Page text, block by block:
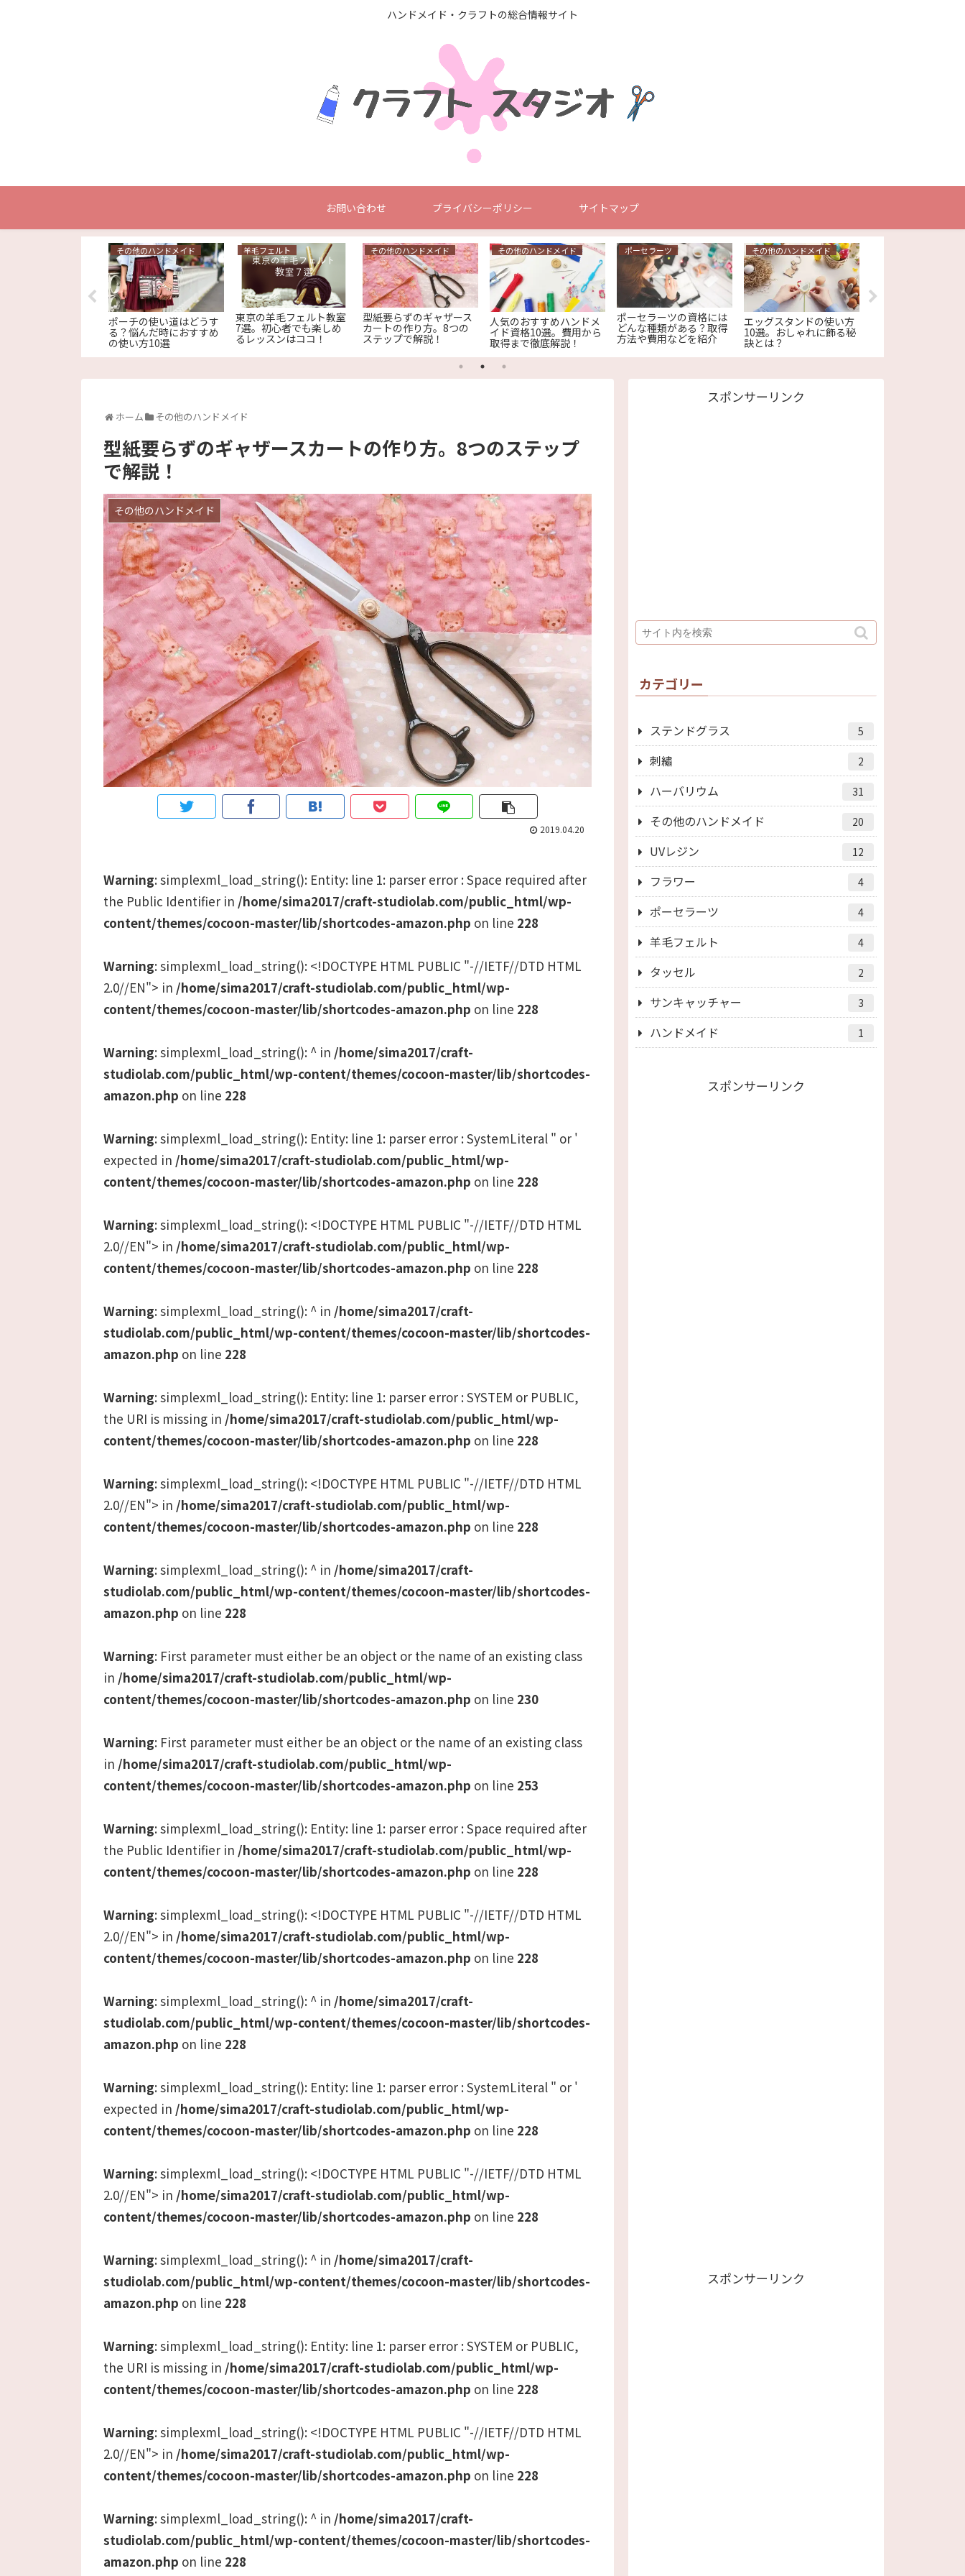
ハンドメイド・クラフトの総合情報サイト
お問い合わせ プライバシーポリシー サイトマップ
その他のハンドメイド
ポーチの使い道はどうす
る？悩んだ時におすすめ
の使い方10選
羊毛フェルト
東京の羊毛フェルト教室
7選。初心者でも楽しめ
るレッスンはココ！
その他のハンドメイド
型紙要らずのギャザース
カートの作り方。8つの
ステップで解説！
その他のハンドメイド
人気のおすすめハンドメ
イド資格10選。費用から
取得まで徹底解説！
ポーセラーツ
ポーセラーツの資格には
どんな種類がある？取得
方法や費用などを紹介
その他のハンドメイド
エッグスタンドの使い方
10選。おしゃれに飾る秘
訣とは？
ホーム その他のハンドメイド
型紙要らずのギャザースカートの作り方。8つのステップ
で解説！
その他のハンドメイド
2019.04.20
Warning: simplexml_load_string(): Entity: line 1: parser error : Space required after
the Public Identifier in /home/sima2017/craft-studiolab.com/public_html/wp-
content/themes/cocoon-master/lib/shortcodes-amazon.php on line 228
Warning: simplexml_load_string(): <!DOCTYPE HTML PUBLIC "-//IETF//DTD HTML
2.0//EN"> in /home/sima2017/craft-studiolab.com/public_html/wp-
content/themes/cocoon-master/lib/shortcodes-amazon.php on line 228
Warning: simplexml_load_string(): ^ in /home/sima2017/craft-
studiolab.com/public_html/wp-content/themes/cocoon-master/lib/shortcodes-
amazon.php on line 228
Warning: simplexml_load_string(): Entity: line 1: parser error : SystemLiteral " or '
expected in /home/sima2017/craft-studiolab.com/public_html/wp-
content/themes/cocoon-master/lib/shortcodes-amazon.php on line 228
Warning: simplexml_load_string(): <!DOCTYPE HTML PUBLIC "-//IETF//DTD HTML
2.0//EN"> in /home/sima2017/craft-studiolab.com/public_html/wp-
content/themes/cocoon-master/lib/shortcodes-amazon.php on line 228
Warning: simplexml_load_string(): ^ in /home/sima2017/craft-
studiolab.com/public_html/wp-content/themes/cocoon-master/lib/shortcodes-
amazon.php on line 228
Warning: simplexml_load_string(): Entity: line 1: parser error : SYSTEM or PUBLIC,
the URI is missing in /home/sima2017/craft-studiolab.com/public_html/wp-
content/themes/cocoon-master/lib/shortcodes-amazon.php on line 228
Warning: simplexml_load_string(): <!DOCTYPE HTML PUBLIC "-//IETF//DTD HTML
2.0//EN"> in /home/sima2017/craft-studiolab.com/public_html/wp-
content/themes/cocoon-master/lib/shortcodes-amazon.php on line 228
Warning: simplexml_load_string(): ^ in /home/sima2017/craft-
studiolab.com/public_html/wp-content/themes/cocoon-master/lib/shortcodes-
amazon.php on line 228
Warning: First parameter must either be an object or the name of an existing class
in /home/sima2017/craft-studiolab.com/public_html/wp-
content/themes/cocoon-master/lib/shortcodes-amazon.php on line 230
Warning: First parameter must either be an object or the name of an existing class
in /home/sima2017/craft-studiolab.com/public_html/wp-
content/themes/cocoon-master/lib/shortcodes-amazon.php on line 253
Warning: simplexml_load_string(): Entity: line 1: parser error : Space required after
the Public Identifier in /home/sima2017/craft-studiolab.com/public_html/wp-
content/themes/cocoon-master/lib/shortcodes-amazon.php on line 228
Warning: simplexml_load_string(): <!DOCTYPE HTML PUBLIC "-//IETF//DTD HTML
2.0//EN"> in /home/sima2017/craft-studiolab.com/public_html/wp-
content/themes/cocoon-master/lib/shortcodes-amazon.php on line 228
Warning: simplexml_load_string(): ^ in /home/sima2017/craft-
studiolab.com/public_html/wp-content/themes/cocoon-master/lib/shortcodes-
amazon.php on line 228
Warning: simplexml_load_string(): Entity: line 1: parser error : SystemLiteral " or '
expected in /home/sima2017/craft-studiolab.com/public_html/wp-
content/themes/cocoon-master/lib/shortcodes-amazon.php on line 228
Warning: simplexml_load_string(): <!DOCTYPE HTML PUBLIC "-//IETF//DTD HTML
2.0//EN"> in /home/sima2017/craft-studiolab.com/public_html/wp-
content/themes/cocoon-master/lib/shortcodes-amazon.php on line 228
Warning: simplexml_load_string(): ^ in /home/sima2017/craft-
studiolab.com/public_html/wp-content/themes/cocoon-master/lib/shortcodes-
amazon.php on line 228
Warning: simplexml_load_string(): Entity: line 1: parser error : SYSTEM or PUBLIC,
the URI is missing in /home/sima2017/craft-studiolab.com/public_html/wp-
content/themes/cocoon-master/lib/shortcodes-amazon.php on line 228
Warning: simplexml_load_string(): <!DOCTYPE HTML PUBLIC "-//IETF//DTD HTML
2.0//EN"> in /home/sima2017/craft-studiolab.com/public_html/wp-
content/themes/cocoon-master/lib/shortcodes-amazon.php on line 228
Warning: simplexml_load_string(): ^ in /home/sima2017/craft-
studiolab.com/public_html/wp-content/themes/cocoon-master/lib/shortcodes-
amazon.php on line 228
スポンサーリンク
カテゴリー
ステンドグラス 5
刺繡 2
ハーバリウム 31
その他のハンドメイド 20
UVレジン 12
フラワー 4
ポーセラーツ 4
羊毛フェルト 4
タッセル 2
サンキャッチャー 3
ハンドメイド 1
スポンサーリンク
スポンサーリンク